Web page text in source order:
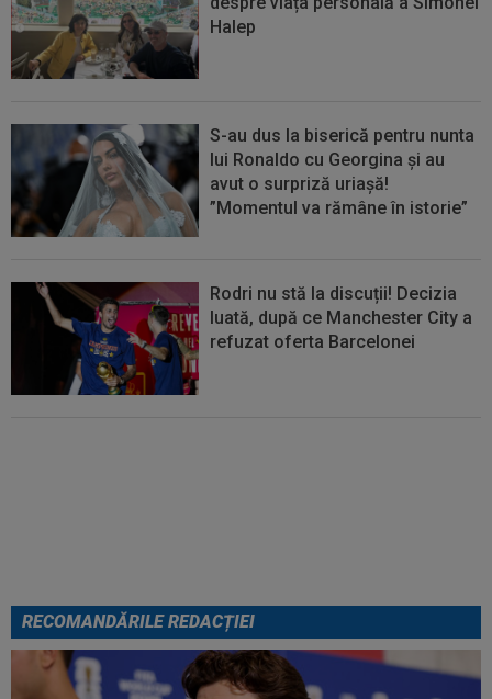
Halep
S-au dus la biserică pentru nunta
lui Ronaldo cu Georgina și au
avut o surpriză uriașă!
”Momentul va rămâne în istorie”
Rodri nu stă la discuții! Decizia
luată, după ce Manchester City a
refuzat oferta Barcelonei
RECOMANDĂRILE REDACȚIEI